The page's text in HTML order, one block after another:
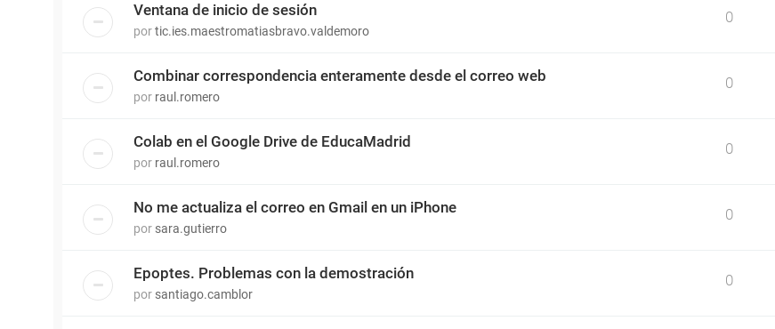
Ventana de inicio de sesión
portic.ies.maestromatiasbravo.valdemoro
0
Combinar correspondencia enteramente desde el correo web
por raul.romero
0
Colab en el Google Drive de EducaMadrid
por raul.romero
0
No me actualiza el correo en Gmail en un iPhone
por sara.gutierro
0
Epoptes. Problemas con la demostración
por santiago.camblor
0